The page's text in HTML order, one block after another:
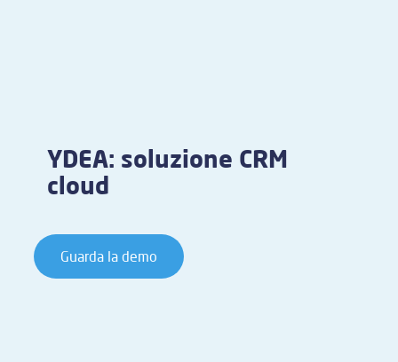
YDEA: soluzione CRM
cloud
Guarda la demo